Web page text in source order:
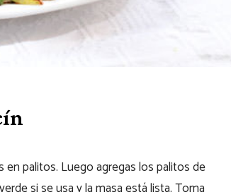
palitos. Luego agregas los palitos de